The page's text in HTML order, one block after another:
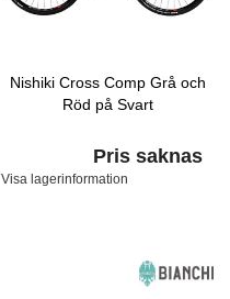
Nishiki Cross Comp Grå och
Röd på Svart
Pris saknas
Visa lagerinformation